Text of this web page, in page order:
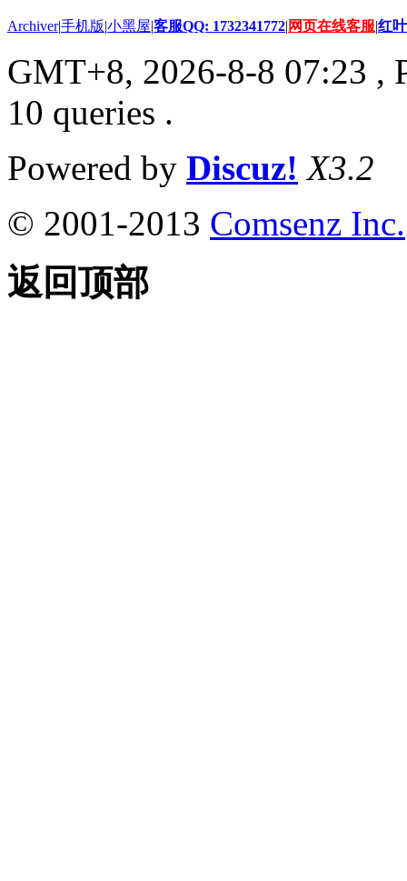
Archiver|手机版|小黑屋|客服QQ: 1732341772| 网页在线客服|红
GMT+8, 2026-8-8 07:23 ,
10 queries .
Powered by Discuz! X3.2
© 2001-2013 Comsenz Inc.
返回顶部